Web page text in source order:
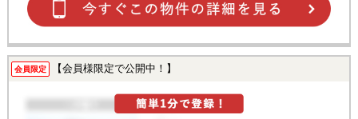
会員限定 【会員様限定で公開中！】